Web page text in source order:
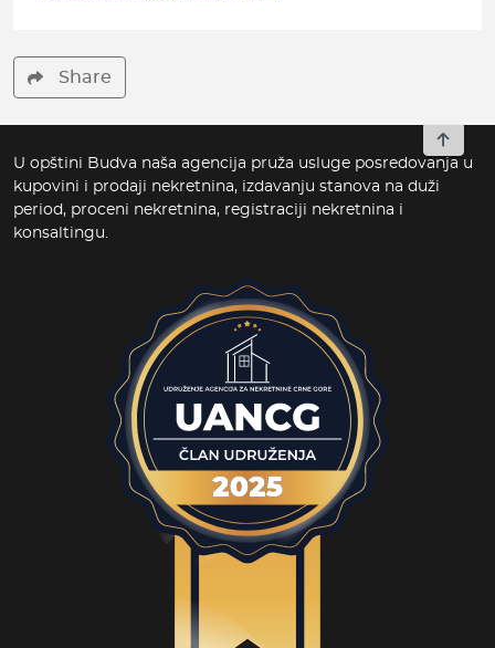
Share
U opštini Budva naša agencija pruža usluge posredovanja u
kupovini i prodaji nekretnina, izdavanju stanova na duži
period, proceni nekretnina, registraciji nekretnina i
konsaltingu.
To top